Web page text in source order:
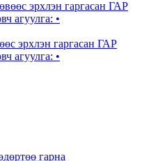
эрхлэн гаргасан ГАР
агуулга: •